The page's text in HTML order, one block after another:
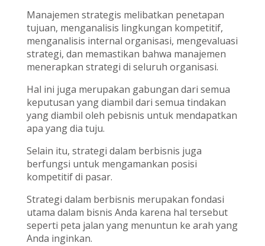
Manajemen strategis melibatkan penetapan
tujuan, menganalisis lingkungan kompetitif,
menganalisis internal organisasi, mengevaluasi
strategi, dan memastikan bahwa manajemen
menerapkan strategi di seluruh organisasi.
Hal ini juga merupakan gabungan dari semua
keputusan yang diambil dari semua tindakan
yang diambil oleh pebisnis untuk mendapatkan
apa yang dia tuju.
Selain itu, strategi dalam berbisnis juga
berfungsi untuk mengamankan posisi
kompetitif di pasar.
Strategi dalam berbisnis merupakan fondasi
utama dalam bisnis Anda karena hal tersebut
seperti peta jalan yang menuntun ke arah yang
Anda inginkan.